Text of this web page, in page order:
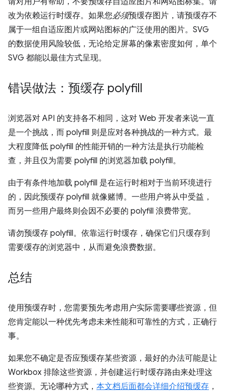
改为依赖运行时缓存。如果您必须预缓存图片，请预缓存不
属于一组自适应图片或网站图标的广泛使用的图片。SVG
的数据使用风险较低，无论给定屏幕的像素密度如何，单个
SVG 都能以最佳方式呈现。
错误做法：预缓存 polyfill
浏览器对 API 的支持各不相同，这对 Web 开发者来说一直
是一个挑战，而 polyfill 则是应对各种挑战的一种方式。最
大程度降低 polyfill 的性能开销的一种方法是执行功能检
查，并且仅为需要 polyfill 的浏览器加载 polyfill。
由于有条件地加载 polyfill 是在运行时相对于当前环境进行
的，因此预缓存 polyfill 就像赌博。一些用户将从中受益，
而另一些用户最终则会因不必要的 polyfill 浪费带宽。
请勿预缓存 polyfill。依靠运行时缓存，确保它们只缓存到
需要缓存的浏览器中，从而避免浪费数据。
总结
使用预缓存时，您需要预先考虑用户实际需要哪些资源，但
您肯定能以一种优先考虑未来性能和可靠性的方式，正确行
事。
如果您不确定是否应预缓存某些资源，最好的办法可能是让
Workbox 排除这些资源，并创建运行时缓存路由来处理这
些资源。无论哪种方式， 本文档后面都会详细介绍预缓存 ，